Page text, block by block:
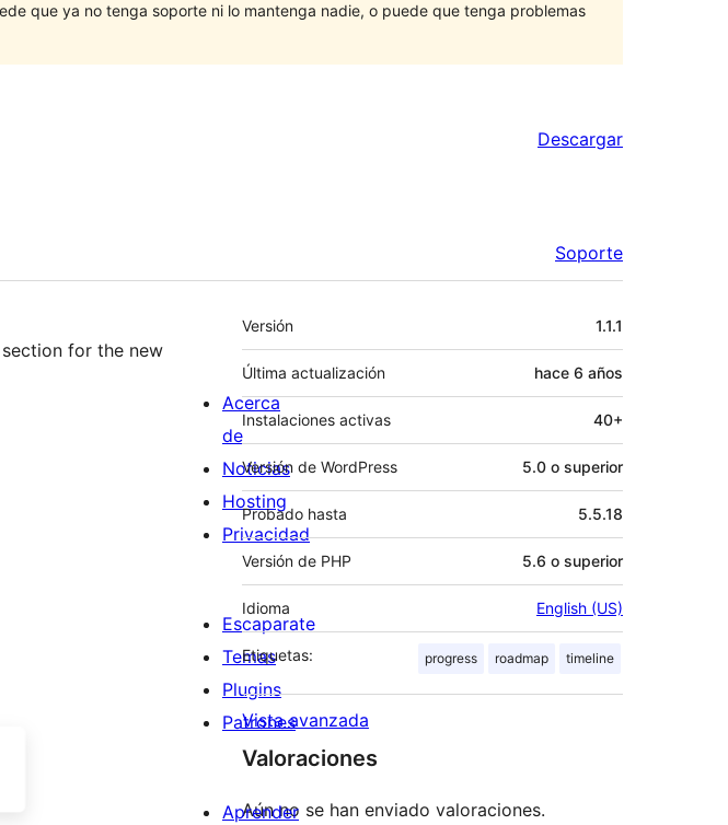
que ya no tenga soporte ni lo mantenga nadie, o puede que tenga problemas
Descargar
Soporte
for the new
Meta
Versión 1.1.1
Última actualización hace 6 años
Instalaciones activas 40+
Versión de WordPress 5.0 o superior
Probado hasta 5.5.18
Versión de PHP 5.6 o superior
Idioma English (US)
Etiquetas: progress roadmap timeline
Vista avanzada
Valoraciones
Aún no se han enviado valoraciones.
Acerca
de
Noticias
Hosting
Privacidad
Escaparate
Temas
Plugins
Patrones
Aprender